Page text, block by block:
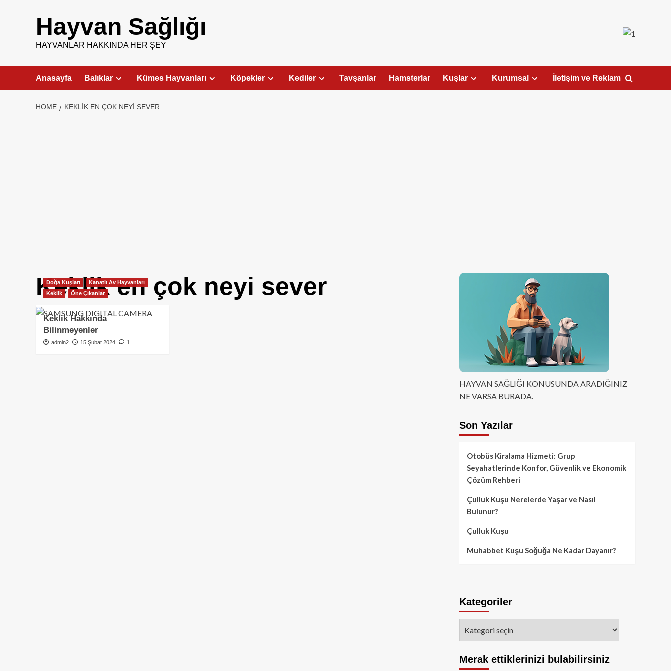
Hayvan Sağlığı
HAYVANLAR HAKKINDA HER ŞEY
Anasayfa Balıklar Kümes Hayvanları Köpekler Kediler Tavşanlar Hamsterlar Kuşlar Kurumsal İletişim ve Reklam
HOME KEKLIK EN ÇOK NEYI SEVER
Keklik en çok neyi sever
Doğa Kuşları
Kanatlı Av Hayvanları
Keklik
Öne Çıkanlar
Keklik Hakkında
Bilinmeyenler
admin2 15 Şubat 2024 1
HAYVAN SAĞLIĞI KONUSUNDA ARADIĞINIZ
NE VARSA BURADA.
Son Yazılar
Otobüs Kiralama Hizmeti: Grup
Seyahatlerinde Konfor, Güvenlik ve Ekonomik
Çözüm Rehberi
Çulluk Kuşu Nerelerde Yaşar ve Nasıl
Bulunur?
Çulluk Kuşu
Muhabbet Kuşu Soğuğa Ne Kadar Dayanır?
Kategoriler
Merak ettiklerinizi bulabilirsiniz